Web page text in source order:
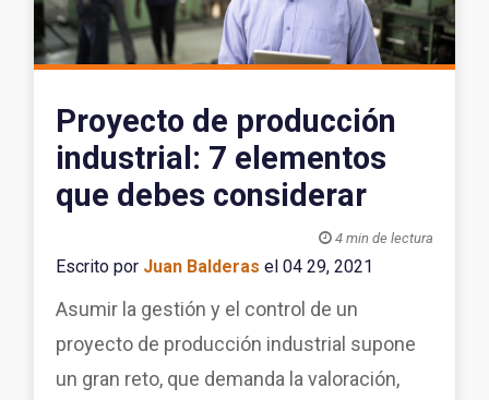
Proyecto de producción
industrial: 7 elementos
que debes considerar
 4 min de lectura
Escrito por Juan Balderas el 04 29, 2021
Asumir la gestión y el control de un
proyecto de producción industrial supone
un gran reto, que demanda la valoración,